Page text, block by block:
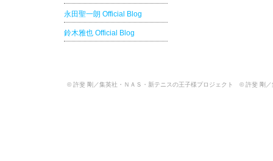
永田聖一朗 Official Blog
鈴木雅也 Official Blog
© 許斐 剛／集英社・ＮＡＳ・新テニスの王子様プロジェクト © 許斐 剛／